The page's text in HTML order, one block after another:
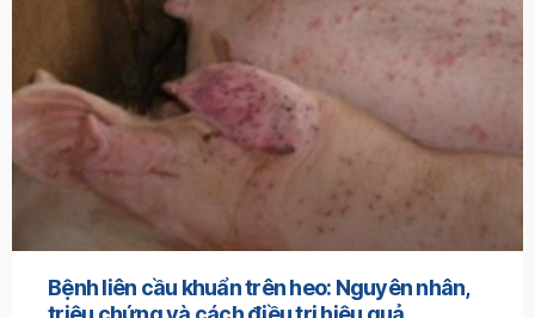
Bệnh liên cầu khuẩn trên heo: Nguyên nhân,